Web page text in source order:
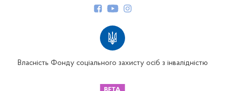
Власність Фонду соціального захисту осіб з інвалідністю